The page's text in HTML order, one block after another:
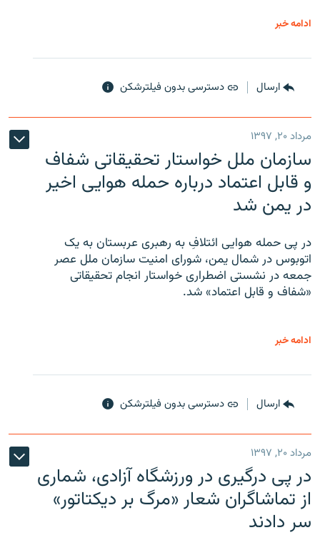
ادامه خبر
ارسال دسترسی بدون فیلترشکن
مرداد ۲۰, ۱۳۹۷
سازمان ملل خواستار تحقیقاتی شفاف
و قابل اعتماد درباره حمله هوایی اخیر
در یمن شد
در پی حمله هوایی ائتلافِ به رهبری عربستان به یک
اتوبوس در شمال یمن، شورای امنیت سازمان ملل عصر
جمعه در نشستی اضطراری خواستار انجام تحقیقاتی
«شفاف و قابل اعتماد» شد.
ادامه خبر
ارسال دسترسی بدون فیلترشکن
مرداد ۲۰, ۱۳۹۷
در پی درگیری در ورزشگاه آزادی، شماری
از تماشاگران شعار «مرگ بر دیکتاتور»
سر دادند